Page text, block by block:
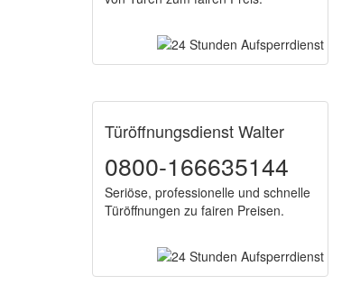
Türöffnungsdienst Walter
0800-166635144
Seriöse, professionelle und schnelle
Türöffnungen zu fairen Preisen.